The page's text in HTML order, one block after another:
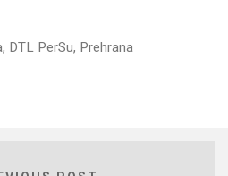
, DTL PerSu, Prehrana